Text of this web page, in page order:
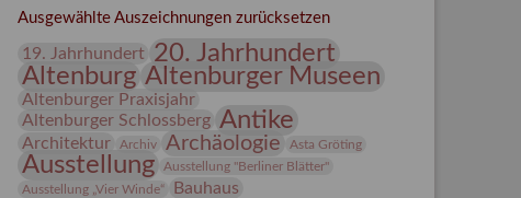
Ausgewählte Auszeichnungen zurücksetzen
19. Jahrhundert 20. Jahrhundert
Altenburg Altenburger Museen
Altenburger Praxisjahr
Altenburger Schlossberg Antike
Architektur Archiv Archäologie Asta Gröting
Ausstellung
Ausstellung "Berliner Blätter"
Ausstellung „Vier Winde“
Bauhaus